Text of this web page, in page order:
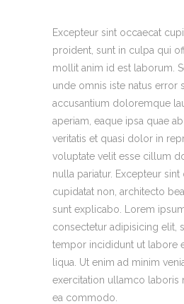
Excepteur sint occaecat
proident, sunt in culpa qui
mollit anim id est laborum.
unde omnis iste natus error
accusantium doloremque
aperiam, eaque ipsa quae
veritatis et quasi dolor in
voluptate velit esse cillum
nulla pariatur. Excepteur sint
cupidatat non, architecto
sunt explicabo. Lorem
consectetur adipisicing elit,
tempor incididunt ut labore
liqua. Ut enim ad minim
exercitation ullamco laboris
ea commodo.